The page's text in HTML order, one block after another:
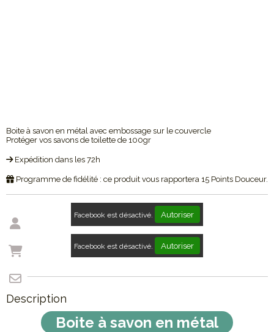
Boite à savon en métal avec embossage sur le couvercle
Protéger vos savons de toilette de 100gr
Expédition dans les 72h
Programme de fidélité : ce produit vous rapportera 15 Points Douceur.
Facebook est désactivé. Autoriser
Facebook est désactivé. Autoriser
Description
Boite à savon en métal